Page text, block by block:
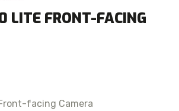
LITE FRONT-FACING
facing Camera